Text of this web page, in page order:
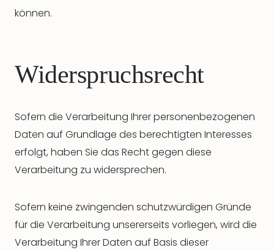
können.
Widerspruchsrecht
Sofern die Verarbeitung Ihrer personenbezogenen
Daten auf Grundlage des berechtigten Interesses
erfolgt, haben Sie das Recht gegen diese
Verarbeitung zu widersprechen.
Sofern keine zwingenden schutzwürdigen Gründe
für die Verarbeitung unsererseits vorliegen, wird die
Verarbeitung Ihrer Daten auf Basis dieser